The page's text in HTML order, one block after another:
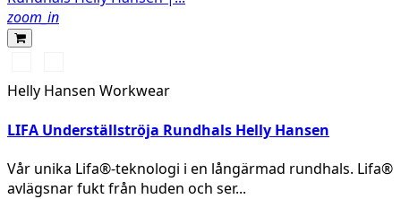
zoom_in
BLACKNAVY
Helly Hansen Workwear
LIFA Underställströja Rundhals Helly Hansen
Vår unika Lifa®-teknologi i en långärmad rundhals. Lifa®
avlägsnar fukt från huden och ser...